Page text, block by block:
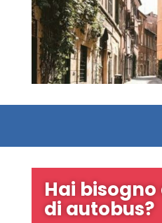
Hai
di autobus?